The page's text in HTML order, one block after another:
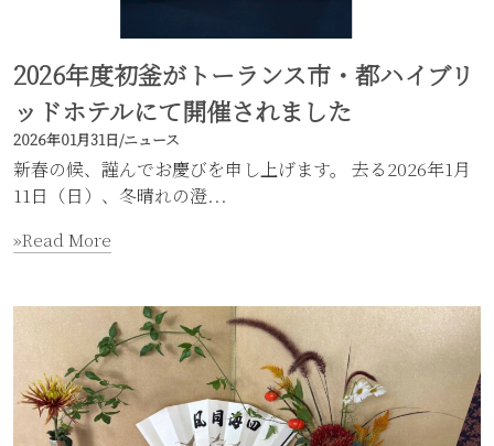
2026年度初釜がトーランス市・都ハイブリ
ッドホテルにて開催されました
2026年01月31日/ニュース
新春の候、謹んでお慶びを申し上げます。 去る2026年1月
11日（日）、冬晴れの澄...
»Read More